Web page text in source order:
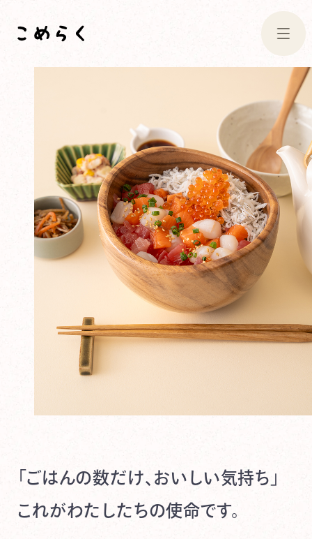
「 ごはんの数だけ、 おい しい気持ち 」
これがわた したちの使命です。